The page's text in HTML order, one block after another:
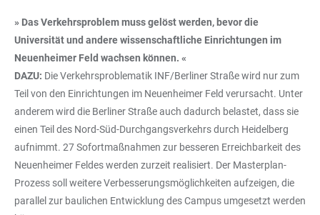
» Das Verkehrsproblem muss gelöst werden, bevor die
Universität und andere wissenschaftliche Einrichtungen im
Neuenheimer Feld wachsen können. «
DAZU: Die Verkehrsproblematik INF/Berliner Straße wird nur zum
Teil von den Einrichtungen im Neuenheimer Feld verursacht. Unter
anderem wird die Berliner Straße auch dadurch belastet, dass sie
einen Teil des Nord-Süd-Durchgangsverkehrs durch Heidelberg
aufnimmt. 27 Sofortmaßnahmen zur besseren Erreichbarkeit des
Neuenheimer Feldes werden zurzeit realisiert. Der Masterplan-
Prozess soll weitere Verbesserungsmöglichkeiten aufzeigen, die
parallel zur baulichen Entwicklung des Campus umgesetzt werden